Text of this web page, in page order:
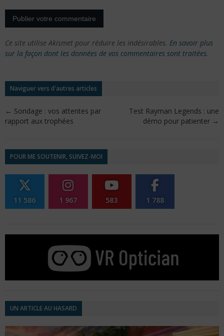
Ce site utilise Akismet pour réduire les indésirables. En savoir plus
sur la façon dont les données de vos commentaires sont traitées.
Naviguer vers d'autres articles
← Sondage : vos attentes par
rapport aux trophées
Test Rayman Legends : une
démo pour patienter →
POUR ME SOUTENIR, SUIVEZ-MOI
11 586 1 967 583 1 788
UN ARTICLE AU HASARD